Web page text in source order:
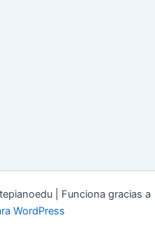
| Funciona gracias a
WordPress